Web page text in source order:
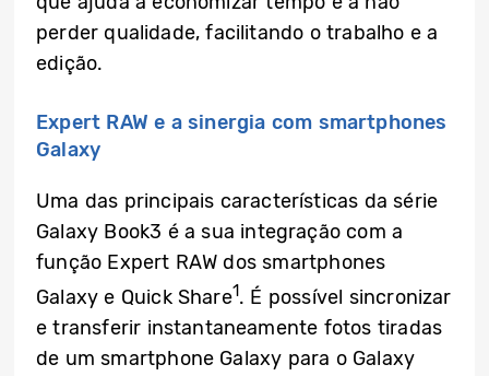
perder qualidade, facilitando o trabalho e a
edição.
Expert RAW e a sinergia com smartphones
Galaxy
Uma das principais características ​​da série
Galaxy Book3 é a sua integração com a
função Expert RAW dos smartphones
Galaxy e Quick Share1. É possível sincronizar
e transferir instantaneamente fotos tiradas
de um smartphone Galaxy para o Galaxy